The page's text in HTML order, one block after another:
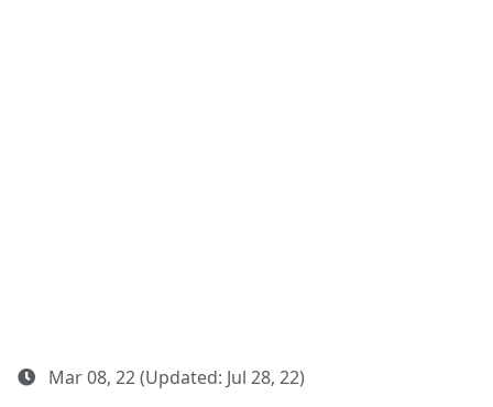
Mar 08, 22 (Updated: Jul 28, 22)